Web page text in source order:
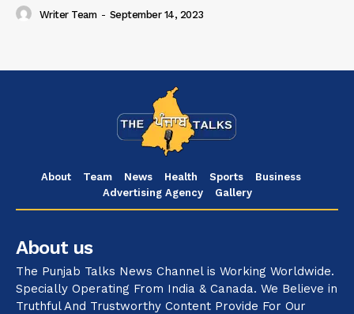
Writer Team - September 14, 2023
About Team News Health Sports
Business
Advertising Agency
Gallery
About us
The Punjab Talks News Channel is Working Worldwide.
Specially Operating From India & Canada. We Believe in
Truthful And Trustworthy Content Provide For Our